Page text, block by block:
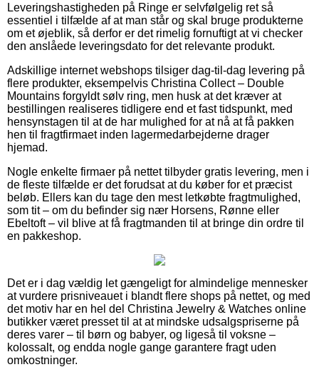
Leveringshastigheden på Ringe er selvfølgelig ret så
essentiel i tilfælde af at man står og skal bruge produkterne
om et øjeblik, så derfor er det rimelig fornuftigt at vi checker
den anslåede leveringsdato for det relevante produkt.
Adskillige internet webshops tilsiger dag-til-dag levering på
flere produkter, eksempelvis Christina Collect – Double
Mountains forgyldt sølv ring, men husk at det kræver at
bestillingen realiseres tidligere end et fast tidspunkt, med
hensynstagen til at de har mulighed for at nå at få pakken
hen til fragtfirmaet inden lagermedarbejderne drager
hjemad.
Nogle enkelte firmaer på nettet tilbyder gratis levering, men i
de fleste tilfælde er det forudsat at du køber for et præcist
beløb. Ellers kan du tage den mest letkøbte fragtmulighed,
som tit – om du befinder sig nær Horsens, Rønne eller
Ebeltoft – vil blive at få fragtmanden til at bringe din ordre til
en pakkeshop.
Det er i dag vældig let gængeligt for almindelige mennesker
at vurdere prisniveauet i blandt flere shops på nettet, og med
det motiv har en hel del Christina Jewelry & Watches online
butikker været presset til at at mindske udsalgspriserne på
deres varer – til børn og babyer, og ligeså til voksne –
kolossalt, og endda nogle gange garantere fragt uden
omkostninger.